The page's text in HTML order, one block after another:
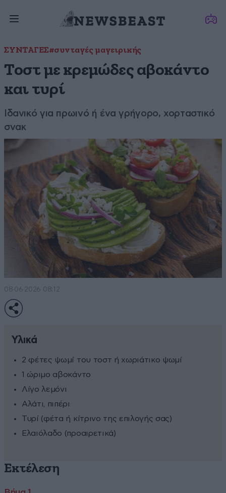
ΣΥΝΤΑΓΕΣ#συνταγές μαγειρικής
Τοστ με κρεμώδες αβοκάντο
και τυρί
Ιδανικό για πρωινό ή ένα γρήγορο, χορταστικό
σνακ
08·06·2026 08:12
Υλικά
2 φέτες ψωμί του τοστ ή χωριάτικο ψωμί
1 ώριμο αβοκάντο
Λίγο λεμόνι
Αλάτι, πιπέρι
Τυρί (φέτα ή κίτρινο της επιλογής σας)
Ελαιόλαδο (προαιρετικά)
Εκτέλεση